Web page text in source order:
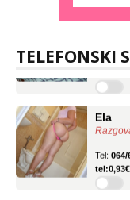
TELEFONSKI
Tel: